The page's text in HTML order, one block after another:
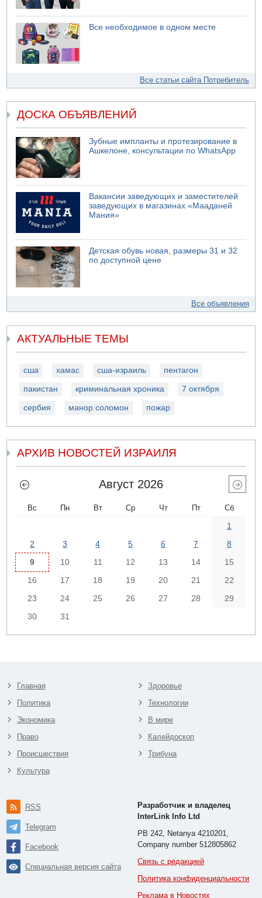
Все необходимое в одном месте
Все статьи сайта Потребитель
ДОСКА ОБЪЯВЛЕНИЙ
Зубные импланты и протезирование в
Ашкелоне, консультации по WhatsApp
Вакансии заведующих и заместителей
заведующих в магазинах «Мааданей
Мания»
Детская обувь новая, размеры 31 и 32
по доступной цене
Все объявления
АКТУАЛЬНЫЕ ТЕМЫ
сша хамас сша-израиль пентагон
пакистан криминальная хроника 7 октября
сербия манор соломон пожар
АРХИВ НОВОСТЕЙ ИЗРАИЛЯ
Август 2026
Вс Пн Вт Ср Чт Пт Сб
1
2
3 4 5 6 7
8
9
10 11 12 13 14
15
16
17 18 19 20 21
22
23
24 25 26 27 28
29
30
31
Главная
Политика
Экономика
Право
Происшествия
Культура
Здоровье
Технологии
В мире
Калейдоскоп
Трибуна
RSS
Telegram
Facebook
Специальная версия сайта
Разработчик и владелец
InterLink Info Ltd
PB 242, Netanya 4210201,
Company number 512805862
Связь с редакцией
Политика конфиденциальности
Реклама в Новостях